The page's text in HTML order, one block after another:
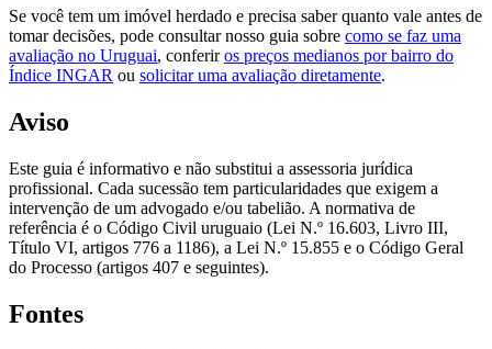
Se você tem um imóvel herdado e precisa saber quanto vale antes de
tomar decisões, pode consultar nosso guia sobre como se faz uma
avaliação no Uruguai, conferiros preços medianos por bairro do
Índice INGAR ou solicitar uma avaliação diretamente.
Aviso
Este guia é informativo e não substitui a assessoria jurídica
profissional. Cada sucessão tem particularidades que exigem a
intervenção de um advogado e/ou tabelião. A normativa de
referência é o Código Civil uruguaio (Lei N.º 16.603, Livro III,
Título VI, artigos 776 a 1186), a Lei N.º 15.855 e o Código Geral
do Processo (artigos 407 e seguintes).
Fontes